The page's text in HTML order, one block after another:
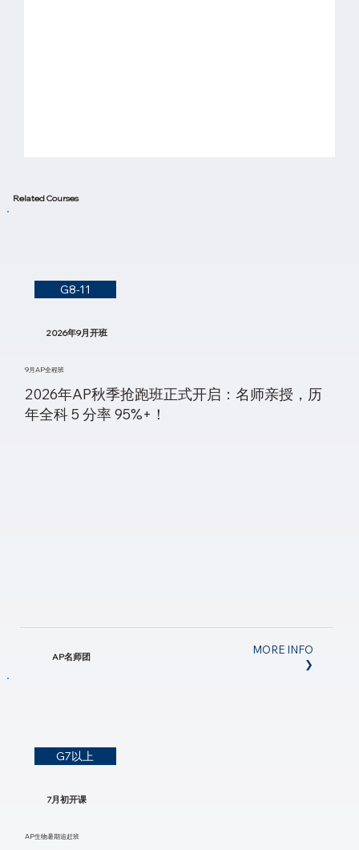
Related Courses
AP名师团
MORE INFO
❯
G8-11
2026年9月开班
9月AP全程班
2026年AP秋季抢跑班正式开启：名师亲授，历
年全科 5 分率 95%+！
G7以上
7月初开课
AP生物暑期追赶班